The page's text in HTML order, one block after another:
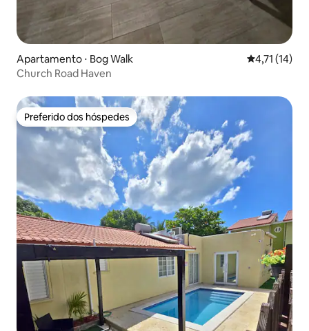
Apartamento ⋅ Bog Walk 4,71 de uma
4,71 (14)
Church Road Haven
Preferido dos hóspedes
Preferido dos hóspedes